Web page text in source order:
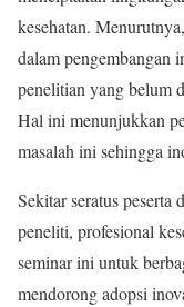
kesehatan.
dalam pengembangan
penelitian yang belum
Hal ini menunjukkan
masalah ini sehingga
Sekitar seratus peserta
peneliti, profesional
seminar ini untuk
mendorong adopsi